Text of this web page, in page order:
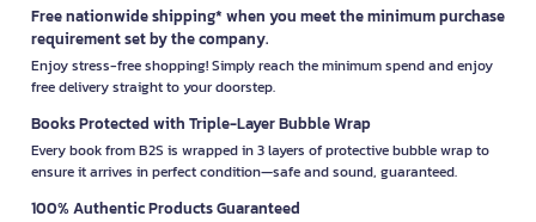
Free nationwide shipping* when you meet the minimum purchase
requirement set by the company.
Enjoy stress-free shopping! Simply reach the minimum spend and enjoy
free delivery straight to your doorstep.
Books Protected with Triple-Layer Bubble Wrap
Every book from B2S is wrapped in 3 layers of protective bubble wrap to
ensure it arrives in perfect condition—safe and sound, guaranteed.
100% Authentic Products Guaranteed